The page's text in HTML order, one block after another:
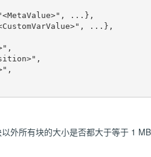
外所有块的大小是否都大于等于 1